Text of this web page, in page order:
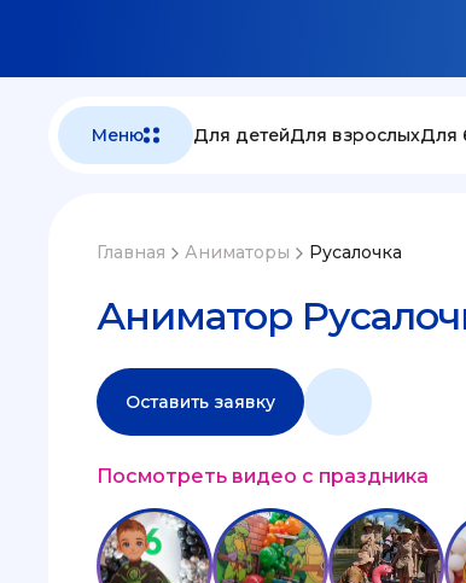
Меню Для детейДля взрослыхДля
Главная Аниматоры Русалочка
Аниматор
Оставить заявку
Посмотреть видео с праздника